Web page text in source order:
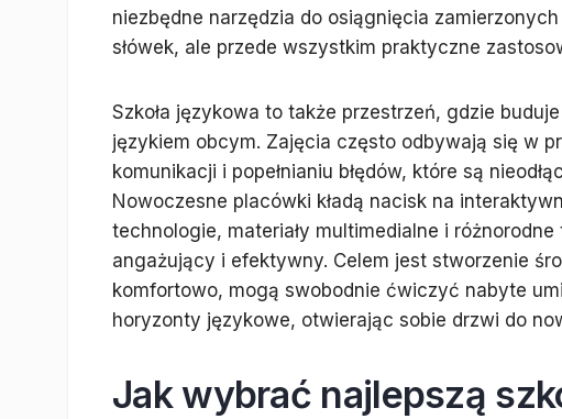
niezbędne narzędzia do osiągnięcia
słówek, ale przede wszystkim praktyczne
Szkoła językowa to także przestrzeń, gdzie
językiem obcym. Zajęcia często odbywają się w
komunikacji i popełnianiu błędów, które są
Nowoczesne placówki kładą nacisk na
technologie, materiały multimedialne i
angażujący i efektywny. Celem jest stworzenie
komfortowo, mogą swobodnie ćwiczyć nabyte
horyzonty językowe, otwierając sobie drzwi do
Jak wybrać najlepszą